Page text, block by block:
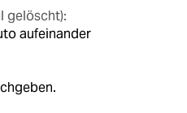
gelöscht):
aufeinander